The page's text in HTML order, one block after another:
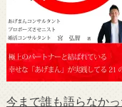
今まで誰も語らなか